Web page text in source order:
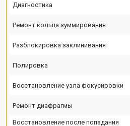
Диагностика
Ремонт кольца зуммирования
Разблокировка заклинивания
Полировка
Восстановление узла фокусировки
Ремонт диафрагмы
Восстановление после попадания